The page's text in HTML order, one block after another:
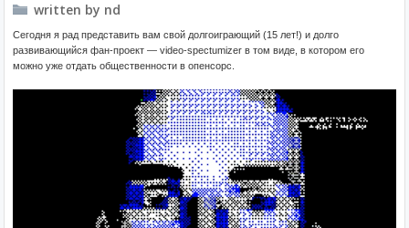
written by nd
Сегодня я рад представить вам свой долгоиграющий (15 лет!) и долго
развивающийся фан-проект — video-spectumizer в том виде, в котором его
можно уже отдать общественности в опенсорс.